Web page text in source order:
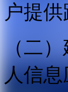
户提供
（二
人信